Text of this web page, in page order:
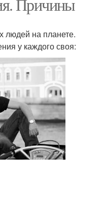
людей на планете.
у каждого своя: